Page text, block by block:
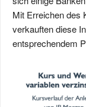
Mit Erreichen des
verkauften diese
entsprechendem